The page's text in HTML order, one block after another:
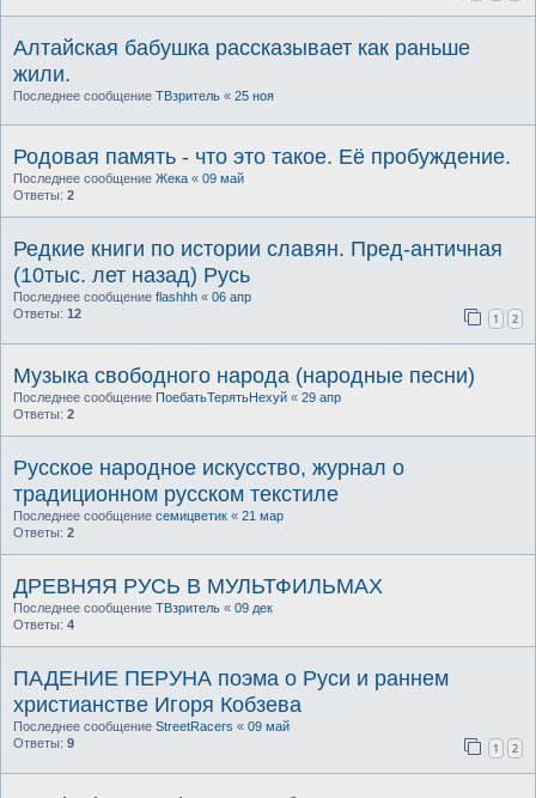
Алтайская бабушка рассказывает как раньше
жили.
Последнее сообщение ТВзритель « 25 ноя
Родовая память - что это такое. Её пробуждение.
Последнее сообщение Жека « 09 май
Ответы: 2
Редкие книги по истории славян. Пред-античная
(10тыс. лет назад) Русь
Последнее сообщение flashhh « 06 апр
Ответы: 12 1 2
Музыка свободного народа (народные песни)
Последнее сообщение ПоебатьТерятьНехуй « 29 апр
Ответы: 2
Русское народное искусство, журнал о
традиционном русском текстиле
Последнее сообщение семицветик « 21 мар
Ответы: 2
ДРЕВНЯЯ РУСЬ В МУЛЬТФИЛЬМАХ
Последнее сообщение ТВзритель « 09 дек
Ответы: 4
ПАДЕНИЕ ПЕРУНА поэма о Руси и раннем
христианстве Игоря Кобзева
Последнее сообщение StreetRacers « 09 май
Ответы: 9 1 2